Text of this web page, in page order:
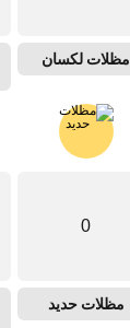
مظلات لكسان
0
مظلات حديد